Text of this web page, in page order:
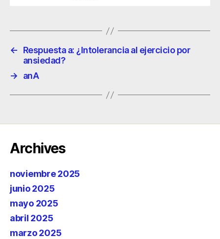
←
Respuesta a: ¿Intolerancia al ejercicio por
ansiedad?
→
anA
Archives
noviembre 2025
junio 2025
mayo 2025
abril 2025
marzo 2025